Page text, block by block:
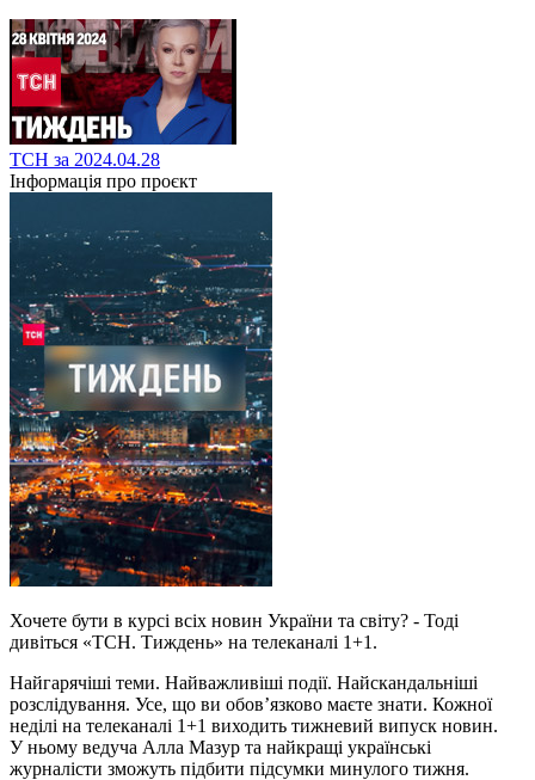
ТСН за 2024.04.28
Інформація про проєкт
Хочете бути в курсі всіх новин України та світу? - Тоді
дивіться «ТСН. Тиждень» на телеканалі 1+1.
Найгарячіші теми. Найважливіші події. Найскандальніші
розслідування. Усе, що ви обов’язково маєте знати. Кожної
неділі на телеканалі 1+1 виходить тижневий випуск новин.
У ньому ведуча Алла Мазур та найкращі українські
журналісти зможуть підбити підсумки минулого тижня.